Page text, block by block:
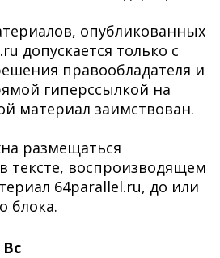
опубликованных
допускается только с
правообладателя и
гиперссылкой на
материал заимствован.
размещаться
тексте, воспроизводящем
64parallel.ru, до или
блока.
Вс